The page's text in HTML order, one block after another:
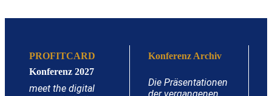
PROFITCARD
Konferenz 2027
meet the digital
Konferenz Archiv
Die Präsentationen